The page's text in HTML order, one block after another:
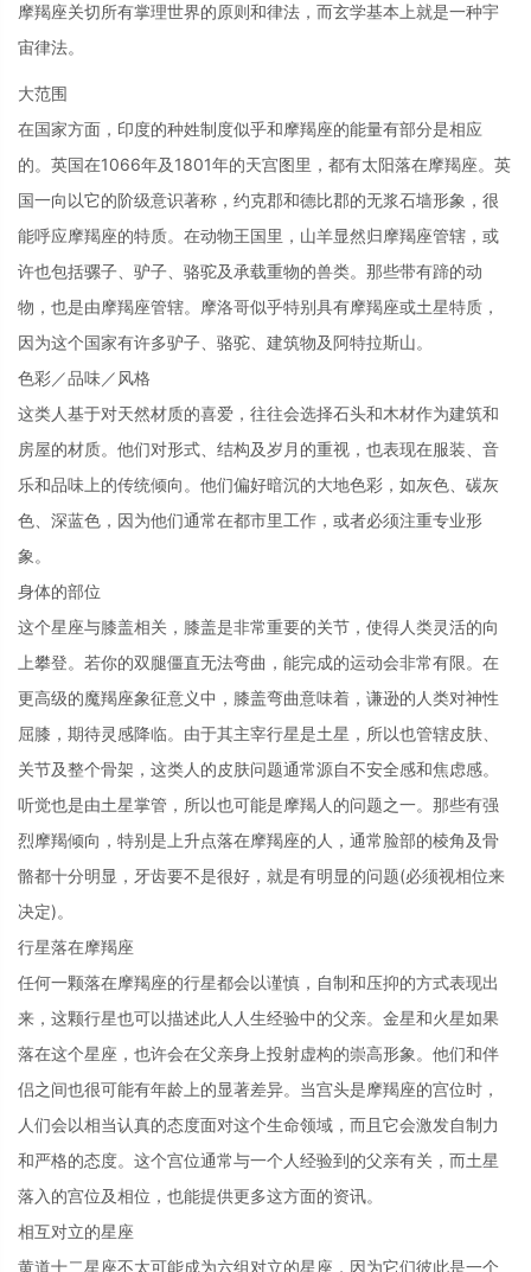
摩羯座关切所有掌理世界的原则和律法，而玄学基本上就是一种宇
宙律法。
大范围
在国家方面，印度的种姓制度似乎和摩羯座的能量有部分是相应
的。英国在1066年及1801年的天宫图里，都有太阳落在摩羯座。英
国一向以它的阶级意识著称，约克郡和德比郡的无浆石墙形象，很
能呼应摩羯座的特质。在动物王国里，山羊显然归摩羯座管辖，或
许也包括骡子、驴子、骆驼及承载重物的兽类。那些带有蹄的动
物，也是由摩羯座管辖。摩洛哥似乎特别具有摩羯座或土星特质，
因为这个国家有许多驴子、骆驼、建筑物及阿特拉斯山。
色彩／品味／风格
这类人基于对天然材质的喜爱，往往会选择石头和木材作为建筑和
房屋的材质。他们对形式、结构及岁月的重视，也表现在服装、音
乐和品味上的传统倾向。他们偏好暗沉的大地色彩，如灰色、碳灰
色、深蓝色，因为他们通常在都市里工作，或者必须注重专业形
象。
身体的部位
这个星座与膝盖相关，膝盖是非常重要的关节，使得人类灵活的向
上攀登。若你的双腿僵直无法弯曲，能完成的运动会非常有限。在
更高级的魔羯座象征意义中，膝盖弯曲意味着，谦逊的人类对神性
屈膝，期待灵感降临。由于其主宰行星是土星，所以也管辖皮肤、
关节及整个骨架，这类人的皮肤问题通常源自不安全感和焦虑感。
听觉也是由土星掌管，所以也可能是摩羯人的问题之一。那些有强
烈摩羯倾向，特别是上升点落在摩羯座的人，通常脸部的棱角及骨
骼都十分明显，牙齿要不是很好，就是有明显的问题(必须视相位来
决定)。
行星落在摩羯座
任何一颗落在摩羯座的行星都会以谨慎，自制和压抑的方式表现出
来，这颗行星也可以描述此人人生经验中的父亲。金星和火星如果
落在这个星座，也许会在父亲身上投射虚构的崇高形象。他们和伴
侣之间也很可能有年龄上的显著差异。当宫头是摩羯座的宫位时，
人们会以相当认真的态度面对这个生命领域，而且它会激发自制力
和严格的态度。这个宫位通常与一个人经验到的父亲有关，而土星
落入的宫位及相位，也能提供更多这方面的资讯。
相互对立的星座
黄道十二星座不太可能成为六组对立的星座，因为它们彼此是一个